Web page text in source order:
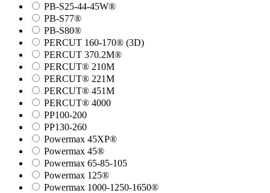
PB-S25-44-45W®
PB-S77®
PB-S80®
PERCUT 160-170® (3D)
PERCUT 370.2M®
PERCUT® 210M
PERCUT® 221M
PERCUT® 451M
PERCUT® 4000
PP100-200
PP130-260
Powermax 45XP®
Powermax 45®
Powermax 65-85-105
Powermax 125®
Powermax 1000-1250-1650®